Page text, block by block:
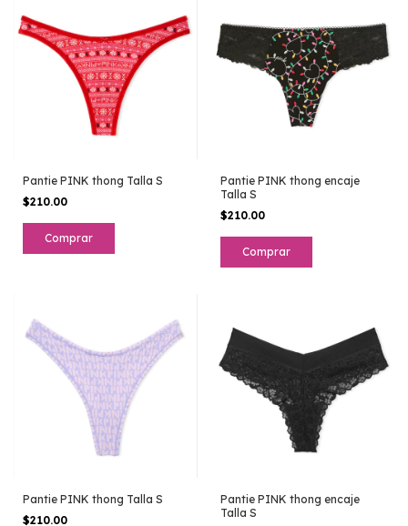
Pantie PINK thong Talla S
$210.00
Pantie PINK thong encaje
Talla S
$210.00
Pantie PINK thong Talla S
$210.00
Pantie PINK thong encaje
Talla S